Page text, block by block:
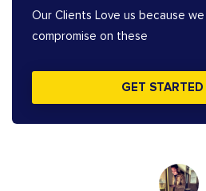
Our Clients Love us because
compromise on these
GET STARTED